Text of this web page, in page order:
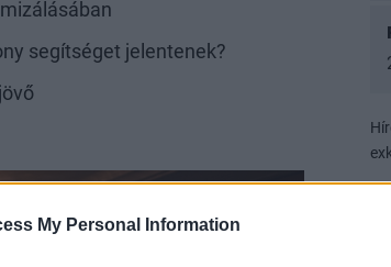
My Personal Information
segítséget jelentenek?